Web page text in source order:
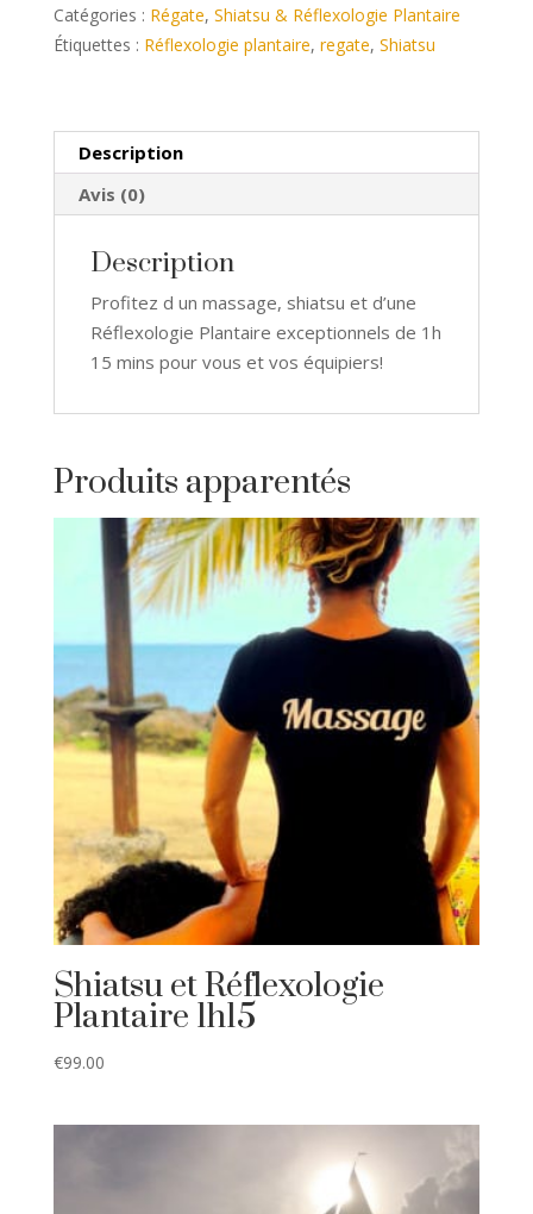
1h15
Catégories : Régate, Shiatsu & Réflexologie Plantaire
Étiquettes : Réflexologie plantaire, regate, Shiatsu
Description
Avis (0)
Description
Profitez d un massage, shiatsu et d’une
Réflexologie Plantaire exceptionnels de 1h
15 mins pour vous et vos équipiers!
Produits apparentés
Shiatsu et Réflexologie
Plantaire 1h15
€99.00